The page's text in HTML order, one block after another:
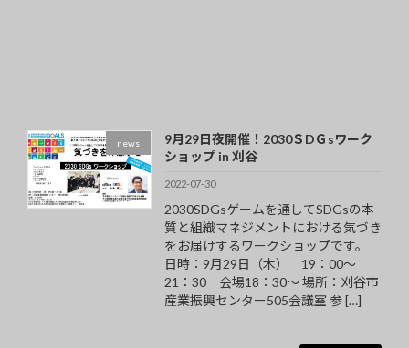
news
9月29日夜開催！2030ＳDＧsワーク
ショップ in 刈谷
2022-07-30
2030SDGsゲームを通してSDGsの本
質と組織マネジメントにおける気づき
をお届けするワークショップです。
日時：9月29日（木） 19：00～
21：30 会場18：30～ 場所：刈谷市
産業振興センター505会議室 参 […]